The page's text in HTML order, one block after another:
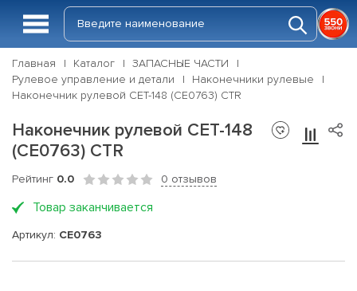
Главная Каталог
ЗАПАСНЫЕ ЧАСТИ
Рулевое управление и детали
Наконечники рулевые
Наконечник рулевой CET-148 (CE0763) CTR
Наконечник рулевой CET-148
(CE0763) CTR
Рейтинг 0.0 0 отзывов
Товар заканчивается
Артикул: CE0763